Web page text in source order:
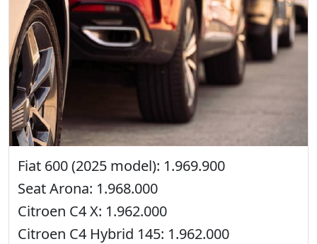
Fiat 600 (2025 model): 1.969.900
Seat Arona: 1.968.000
Citroen C4 X: 1.962.000
Citroen C4 Hybrid 145: 1.962.000